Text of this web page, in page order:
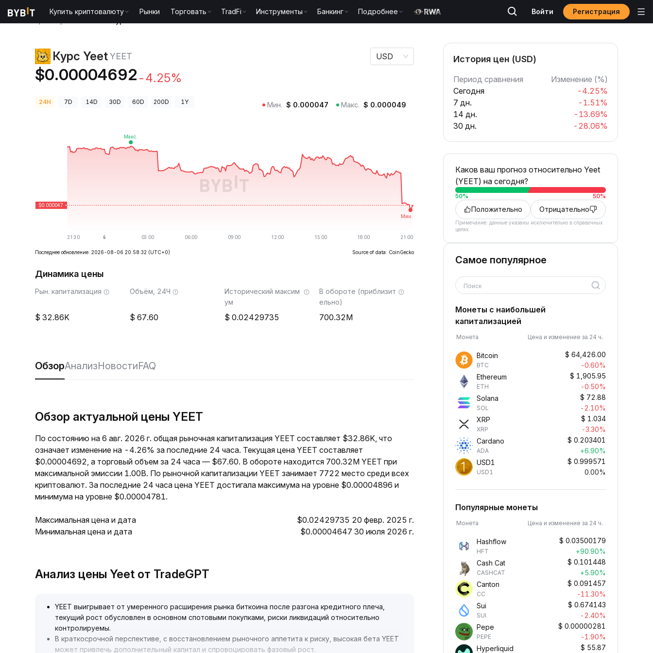
Купить криптовалюту Рынки Торговать TradFi Инструменты Банкинг Подробнее Войти Регистрация
Курс YeetYEET
$0.00004692 -4.25%
USD
24H 7D 14D 30D 60D 200D 1Y Мин. $ 0.000047 Макс. $ 0.000049
Последнее обновление: 2026-08-06 20:58:32 (UTC+0) Source of data: CoinGecko
Динамика цены
Рын. капитализация
32.86K
Объём, 24Ч
67.60
Исторический максим
ум
0.02429735
В обороте (приблизит
ельно)
700.32M
ОбзорАнализНовостиFAQ
Обзор актуальной цены YEET
По состоянию на 6 авг. 2026 г. общая рыночная капитализация YEET составляет $32.86K, что
означает изменение на -4.26% за последние 24 часа. Текущая цена YEET составляет
$0.00004692, а торговый объем за 24 часа — $67.60. В обороте находится 700.32M YEET при
максимальной эмиссии 1.00B. По рыночной капитализации YEET занимает 7722 место среди всех
криптовалют. За последние 24 часа цена YEET достигала максимума на уровне $0.00004896 и
минимума на уровне $0.00004781.
Максимальная цена и дата
$0.02429735 20 февр. 2025 г.
Минимальная цена и дата
$0.00004647 30 июля 2026 г.
Анализ цены Yeet от TradeGPT
YEET выигрывает от умеренного расширения рынка биткоина после разгона кредитного плеча,
текущий рост обусловлен в основном спотовыми покупками, риски ликвидаций относительно
контролируемы.
В краткосрочной перспективе, с восстановлением рыночного аппетита к риску, высокая бета YEET
может привлечь дополнительный капитал и спровоцировать фазовый рост.
История цен (USD)
Период сравнения
Изменение (%)
Сегодня
-4.25%
7 дн.
-1.51%
14 дн.
-13.69%
30 дн.
-28.06%
Каков ваш прогноз относительно Yeet
(YEET) на сегодня?
50% 50%
Положительно Отрицательно
Примечание: данные указаны исключительно в справочных
целях.
Самое популярное
Поиск
Монеты с наибольшей
капитализацией
Монета Цена и изменение за 24 ч.
Bitcoin
BTC
$ 64,426.00
-0.60%
Ethereum
ETH
$ 1,905.95
-0.50%
Solana
SOL
$ 72.88
-2.10%
XRP
XRP
$ 1.034
-3.30%
Cardano
ADA
$ 0.203401
+6.90%
USD1
USD1
$ 0.999571
0.00%
Популярные монеты
Монета Цена и изменение за 24 ч.
Hashflow
HFT
$ 0.03500179
+90.90%
Cash Cat
CASHCAT
$ 0.101448
+5.90%
Canton
CC
$ 0.091457
-11.30%
Sui
SUI
$ 0.674143
-2.40%
Pepe
PEPE
$ 0.00000281
-1.90%
Hyperliquid
$ 55.87